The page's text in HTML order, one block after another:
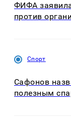
ФИФА
против
Спорт
Сафонов
полезным